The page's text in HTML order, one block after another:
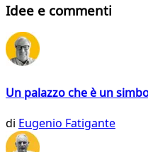
Idee e commenti
Un palazzo che è un
di Eugenio Fatigante